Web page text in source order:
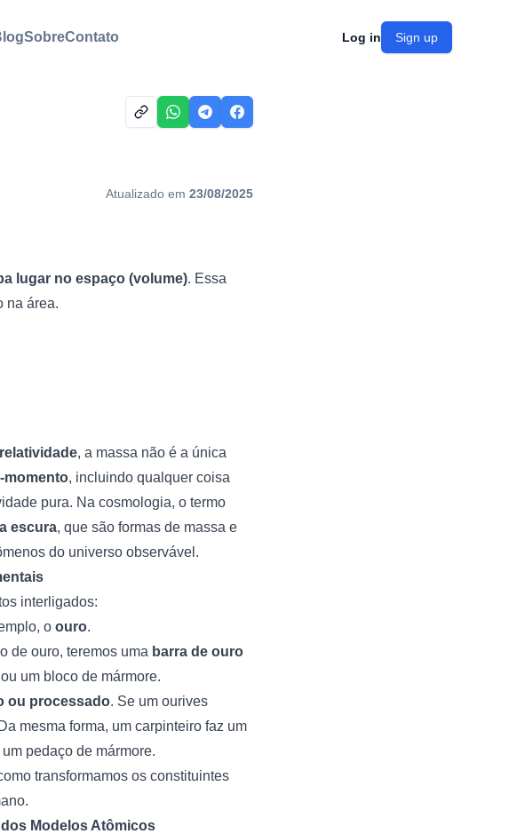
SobreContato Log in Sign up
Atualizado em 23/08/2025
lugar no espaço (volume). Essa
na área.
relatividade, a massa não é a única
momento, incluindo qualquer coisa
pura. Na cosmologia, o termo
escura, que são formas de massa e
do universo observável.
interligados:
o ouro.
de ouro, teremos uma barra de ouro
um bloco de mármore.
ou processado. Se um ourives
mesma forma, um carpinteiro faz um
pedaço de mármore.
transformamos os constituintes
Modelos Atômicos